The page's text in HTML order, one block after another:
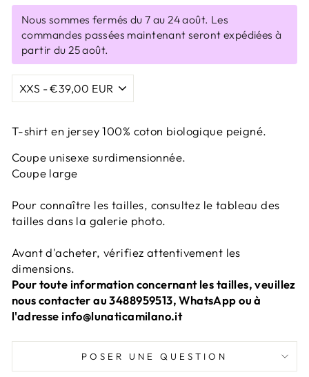
Nous sommes fermés du 7 au 24 août. Les
commandes passées maintenant seront expédiées à
partir du 25 août.
T-shirt en jersey 100% coton biologique peigné.
Coupe unisexe surdimensionnée.
Coupe large
Pour connaître les tailles, consultez le tableau des
tailles dans la galerie photo.
Avant d'acheter, vérifiez attentivement les
dimensions.
Pour toute information concernant les tailles, veuillez
nous contacter au 3488959513, WhatsApp ou à
l'adresse info@lunaticamilano.it
POSER UNE QUESTION